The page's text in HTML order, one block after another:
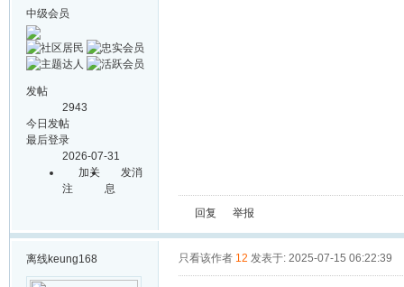
中级会员
发帖
2943
今日发帖
最后登录
2026-07-31
加关
注
发消
息
回复 举报
离线keung168 只看该作者 12 发表于: 2025-07-15 06:22:39